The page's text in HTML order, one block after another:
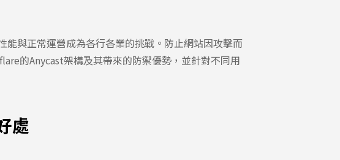
與正常運營成為各行各業的挑戰。防止網站因攻擊而
的Anycast架構及其帶來的防禦優勢，並針對不同用
處